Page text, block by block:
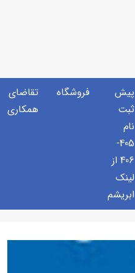
پیش
ثبت
نام
405-
406 از
لینک
ابریشم
فروشگاه
تقاضای
همکاری